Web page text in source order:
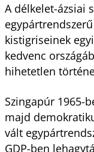
A délkelet-ázsiai
kistigriseinek
kedvenc
hihetetlen
Szingapúr 1965-
majd
vált
GDP-ben